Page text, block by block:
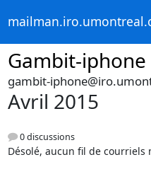
Gambit-iphone
gambit-
Avril 2015
0 discussions
Désolé, aucun fil de